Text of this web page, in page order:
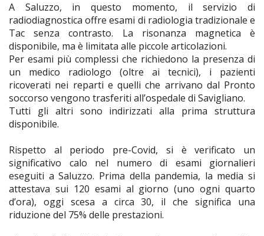
A Saluzzo, in questo momento, il servizio di
radiodiagnostica offre esami di radiologia tradizionale e
Tac senza contrasto. La risonanza magnetica è
disponibile, ma è limitata alle piccole articolazioni.
Per esami più complessi che richiedono la presenza di
un medico radiologo (oltre ai tecnici), i pazienti
ricoverati nei reparti e quelli che arrivano dal Pronto
soccorso vengono trasferiti all’ospedale di Savigliano.
Tutti gli altri sono indirizzati alla prima struttura
disponibile.
Rispetto al periodo pre-Covid, si è verificato un
significativo calo nel numero di esami giornalieri
eseguiti a Saluzzo. Prima della pandemia, la media si
attestava sui 120 esami al giorno (uno ogni quarto
d’ora), oggi scesa a circa 30, il che significa una
riduzione del 75% delle prestazioni.